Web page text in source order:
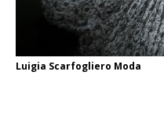
Luigia Scarfogliero Moda